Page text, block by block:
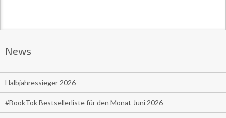
News
Halbjahressieger 2026
#BookTok Bestsellerliste für den Monat Juni 2026